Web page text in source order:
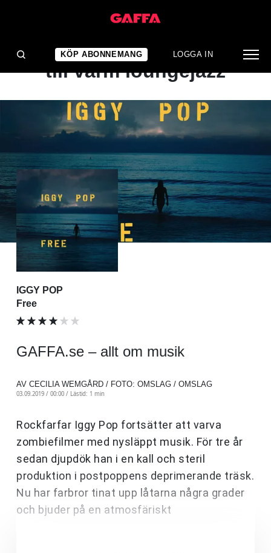
KÖP ABONNEMANG LOGGA IN
ALBUMRECENSION
Från deprimerande kyla
till varm loungejazz
IGGY POP
Free
GAFFA.se – allt om musik
AV CECILIA WEMGÅRD / FOTO: OMSLAG / OMSLAG
03.09.2019 / 00:00 / Lästid: 1 min
Rockfarfar Iggy Pop fortsätter att varva
zombiefilmer med nysläppt musik. För tre år
sedan djupdök han i en kall och steril
produktion i postpoppens deprimerande träsk.
Nu har farbror tinat upp låtarna några grader
och bjuder på en atmosfäriskt